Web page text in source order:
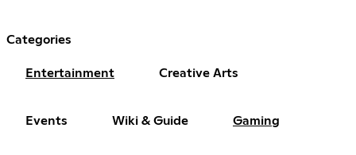
Categories
Entertainment Creative Arts
Events Wiki & Guide Gaming